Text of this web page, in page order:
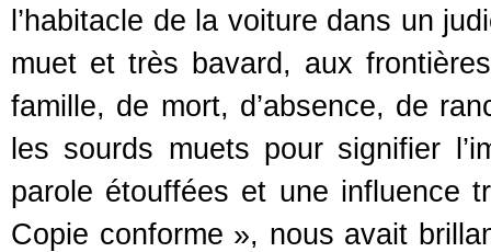
l’habitacle de la voiture dans un
muet et très bavard, aux
famille, de mort, d’absence, de
les sourds muets pour signifier
parole étouffées et une influence
Copie conforme », nous avait